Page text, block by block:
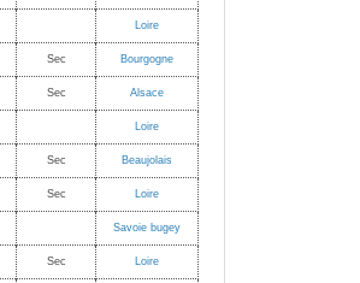
Loire
Sec Bourgogne
Sec Alsace
Loire
Sec Beaujolais
Sec Loire
Savoie bugey
Sec Loire